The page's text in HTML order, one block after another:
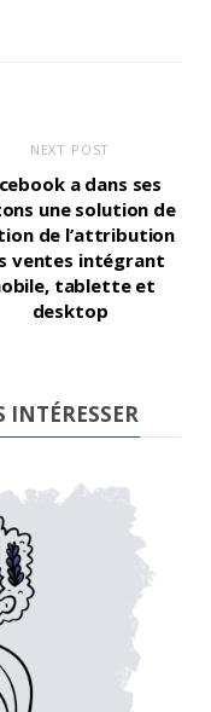
NEXT POST
a dans ses
une solution de
de l’attribution
ventes intégrant
tablette et
desktop
INTÉRESSER